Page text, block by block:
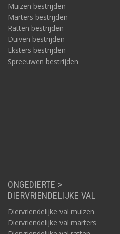
Muizen bestrijden
Marters bestrijden
Ratten bestrijden
Duiven bestrijden
Eksters bestrijden
Spreeuwen bestrijden
ONGEDIERTE >
DIERVRIENDELIJKE VAL
Diervriendelijke val muizen
Diervriendelijke val marters